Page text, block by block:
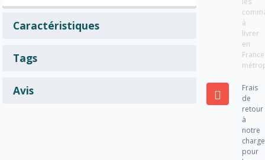
Caractéristiques
Tags
Avis
à
livrer
en
France
Frais
de
retour
à
notre
charge
pour